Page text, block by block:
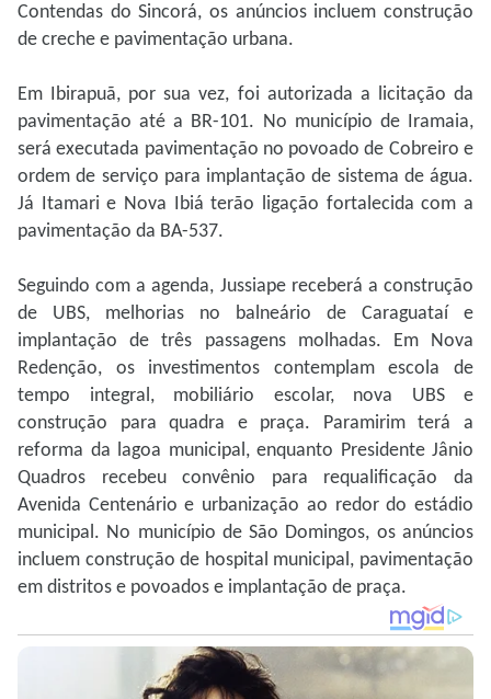
Contendas do Sincorá, os anúncios incluem construção
de creche e pavimentação urbana.
Em Ibirapuã, por sua vez, foi autorizada a licitação da
pavimentação até a BR-101. No município de Iramaia,
será executada pavimentação no povoado de Cobreiro e
ordem de serviço para implantação de sistema de água.
Já Itamari e Nova Ibiá terão ligação fortalecida com a
pavimentação da BA-537.
Seguindo com a agenda, Jussiape receberá a construção
de UBS, melhorias no balneário de Caraguataí e
implantação de três passagens molhadas. Em Nova
Redenção, os investimentos contemplam escola de
tempo integral, mobiliário escolar, nova UBS e
construção para quadra e praça. Paramirim terá a
reforma da lagoa municipal, enquanto Presidente Jânio
Quadros recebeu convênio para requalificação da
Avenida Centenário e urbanização ao redor do estádio
municipal. No município de São Domingos, os anúncios
incluem construção de hospital municipal, pavimentação
em distritos e povoados e implantação de praça.